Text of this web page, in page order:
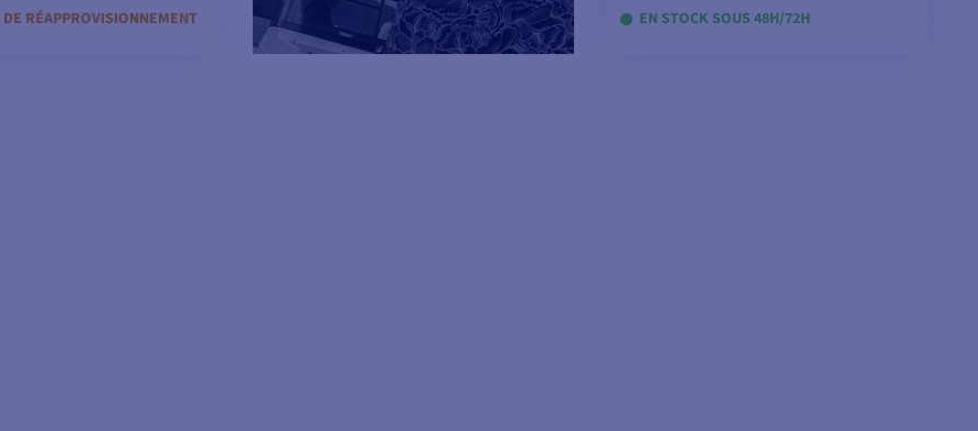
DE RÉAPPROVISIONNEMENT EN STOCK SOUS 48H/72H